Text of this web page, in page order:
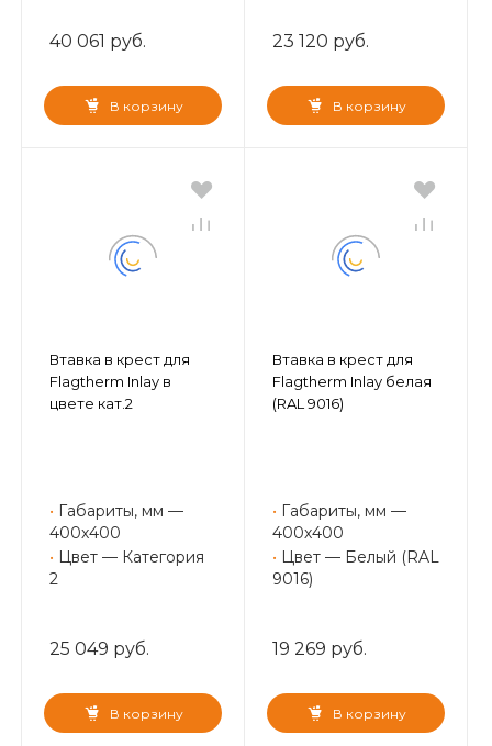
40 061 руб.
В корзину
23 120 руб.
В корзину
Втавка в крест для
Flagtherm Inlay в
цвете кат.2
• Габариты, мм —
400х400
• Цвет — Категория
2
25 049 руб.
В корзину
Втавка в крест для
Flagtherm Inlay белая
(RAL 9016)
• Габариты, мм —
400х400
• Цвет — Белый (RAL
9016)
19 269 руб.
В корзину